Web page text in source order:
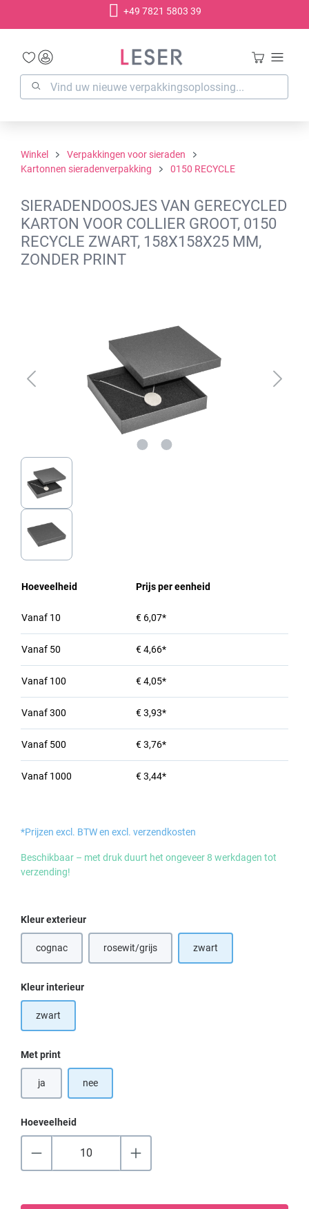
+49 7821 5803 39
Winkel
Verpakkingen voor sieraden
Kartonnen sieradenverpakking
0150 RECYCLE
SIERADENDOOSJES VAN GERECYCLED
KARTON VOOR COLLIER GROOT, 0150
RECYCLE ZWART, 158X158X25 MM,
ZONDER PRINT
Hoeveelheid Prijs per eenheid
Vanaf 10 € 6,07*
Vanaf 50 € 4,66*
Vanaf 100 € 4,05*
Vanaf300 € 3,93*
Vanaf 500 € 3,76*
Vanaf 1000 € 3,44*
*Prijzen excl. BTW en excl. verzendkosten
Beschikbaar – met druk duurt het ongeveer 8 werkdagen tot
verzending!
Selecteer
Kleur exterieur
cognac rosewit/grijs zwart
Selecteer
Kleur interieur
zwart
Selecteer
Met print
ja nee
Hoeveelheid